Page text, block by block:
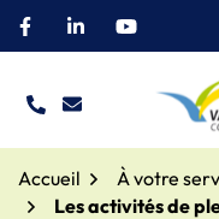
Aller
Facebook
(ouverture dans un
Linkedin
(ouverture dans
YouTube
(ouverture
TÉL. NOUS ÉCRIRE
Accueil À votre
Les activités de